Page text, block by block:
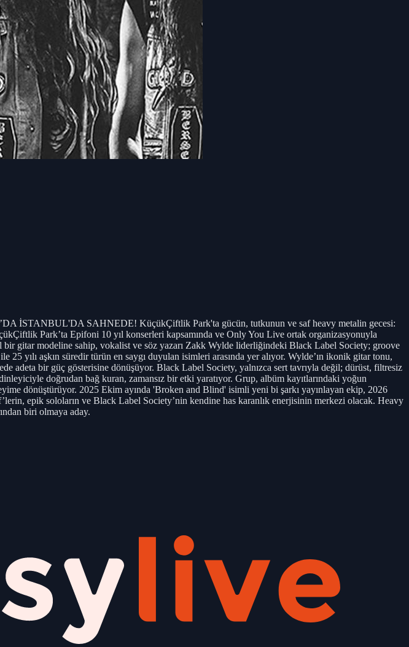
SAHNEDE! KüçükÇiftlik Park'ta gücün, tutkunun ve saf heavy metalin gecesi:
Park’ta Epifoni 10 yıl konserleri kapsamında ve Only You Live ortak organizasyonuyla
gitar modeline sahip, vokalist ve söz yazarı Zakk Wylde liderliğindeki Black Label Society; groove
yılı aşkın süredir türün en saygı duyulan isimleri arasında yer alıyor. Wylde’ın ikonik gitar tonu,
adeta bir güç gösterisine dönüşüyor. Black Label Society, yalnızca sert tavrıyla değil; dürüst, filtresiz
doğrudan bağ kuran, zamansız bir etki yaratıyor. Grup, albüm kayıtlarındaki yoğun
dönüştürüyor. 2025 Ekim ayında 'Broken and Blind' isimli yeni bi şarkı yayınlayan ekip, 2026
epik soloların ve Black Label Society’nin kendine has karanlık enerjisinin merkezi olacak. Heavy
biri olmaya aday.